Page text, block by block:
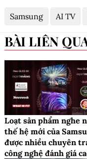
Samsung AI TV
BÀI LIÊN
Loạt sản phẩm nghe
thế hệ mới của
được nhiều chuyên
công nghệ đánh giá